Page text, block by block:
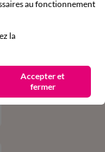
au fonctionnement
la
Accepter et
fermer